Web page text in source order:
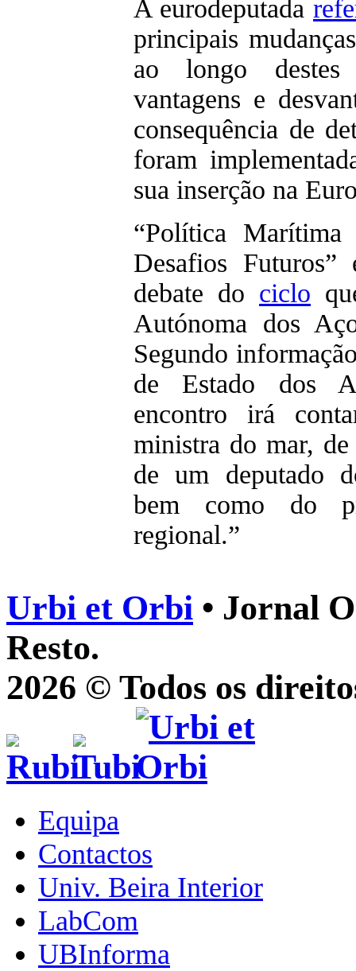
A eurodeputada
principais
ao longo destes
vantagens e
consequência de
foram
sua inserção na
“Política
Desafios
debate do ciclo
Autónoma dos
Segundo
de Estado dos
encontro irá
ministra do mar,
de um deputado
bem como do
regional.”
Urbi et Orbi • Jornal
Resto.
2026 © Todos os
Equipa
Contactos
Univ. Beira Interior
LabCom
UBInforma